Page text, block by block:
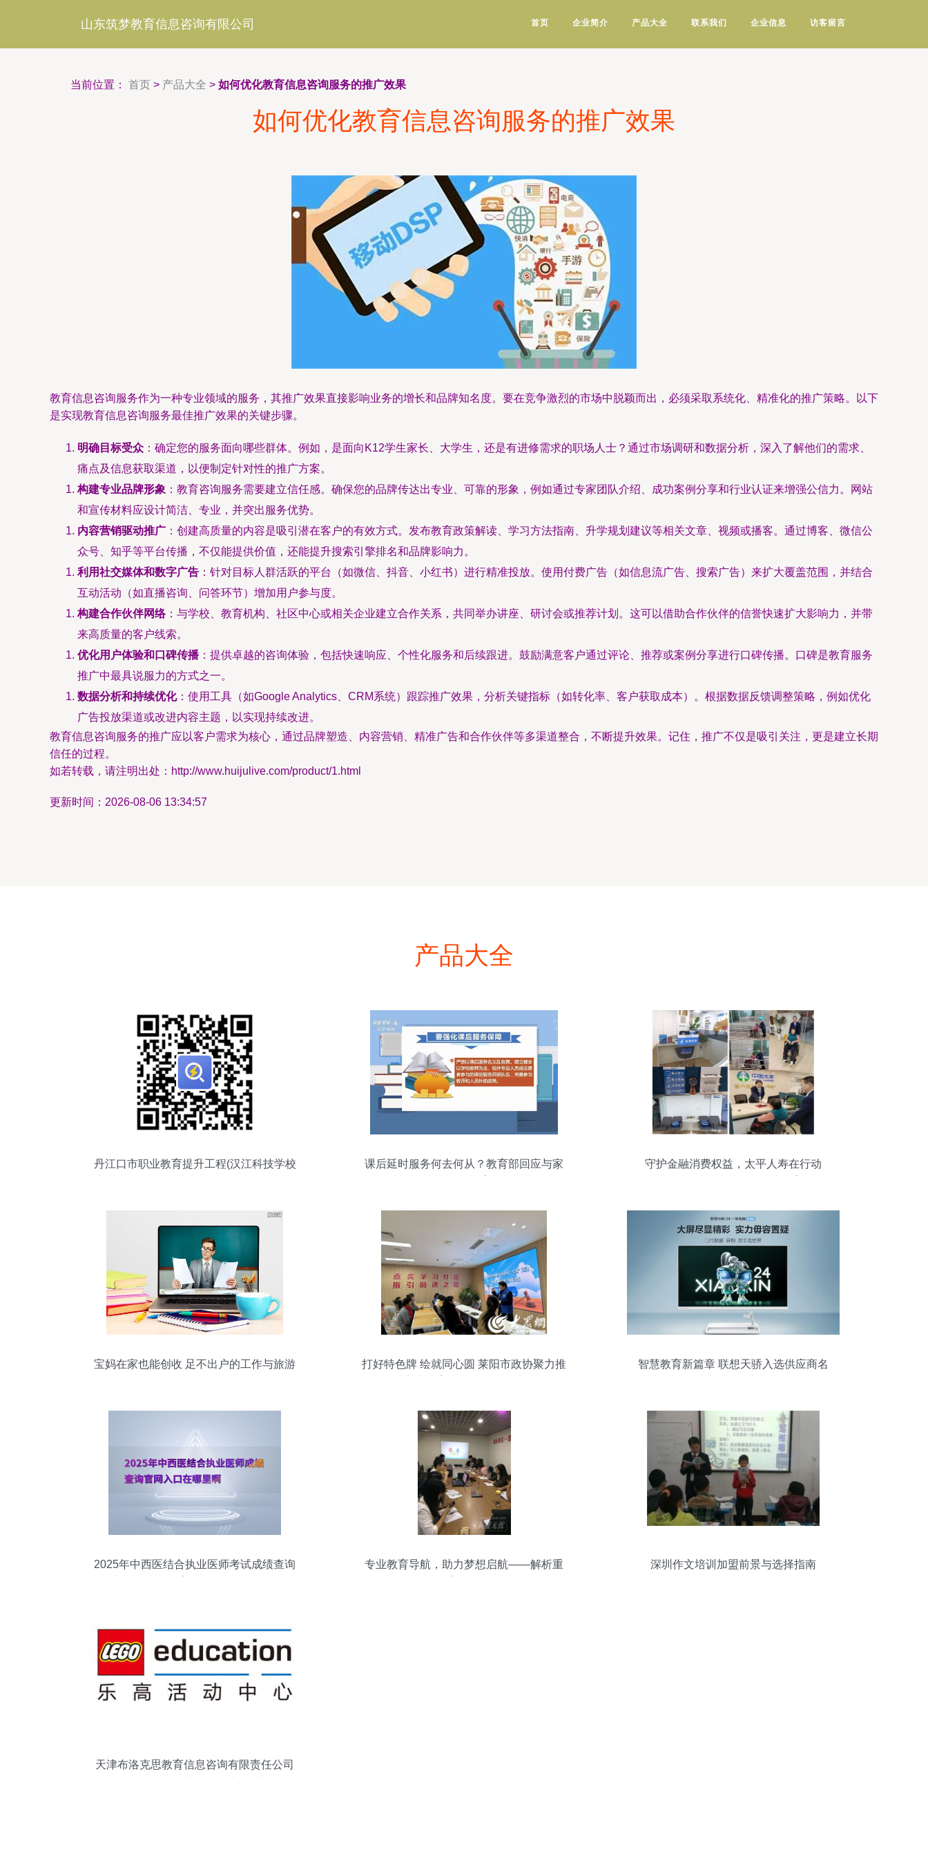
山东筑梦教育信息咨询有限公司 首页 企业简介 产品大全 联系我们 企业信息 访客留言
当前位置： 首页 > 产品大全 > 如何优化教育信息咨询服务的推广效果
如何优化教育信息咨询服务的推广效果
教育信息咨询服务作为一种专业领域的服务，其推广效果直接影响业务的增长和品牌知名度。要在竞争激烈的市场中脱颖而出，必须采取系统化、精准化的推广策略。以下
是实现教育信息咨询服务最佳推广效果的关键步骤。
明确目标受众 ：确定您的服务面向哪些群体。例如，是面向K12学生家长、大学生，还是有进修需求的职场人士？通过市场调研和数据分析，深入了解他们的需求、
痛点及信息获取渠道，以便制定针对性的推广方案。
构建专业品牌形象 ：教育咨询服务需要建立信任感。确保您的品牌传达出专业、可靠的形象，例如通过专家团队介绍、成功案例分享和行业认证来增强公信力。网站
和宣传材料应设计简洁、专业，并突出服务优势。
内容营销驱动推广 ：创建高质量的内容是吸引潜在客户的有效方式。发布教育政策解读、学习方法指南、升学规划建议等相关文章、视频或播客。通过博客、微信公
众号、知乎等平台传播，不仅能提供价值，还能提升搜索引擎排名和品牌影响力。
利用社交媒体和数字广告 ：针对目标人群活跃的平台（如微信、抖音、小红书）进行精准投放。使用付费广告（如信息流广告、搜索广告）来扩大覆盖范围，并结合
互动活动（如直播咨询、问答环节）增加用户参与度。
构建合作伙伴网络：与学校、教育机构、社区中心或相关企业建立合作关系，共同举办讲座、研讨会或推荐计划。这可以借助合作伙伴的信誉快速扩大影响力，并带
来高质量的客户线索。
优化用户体验和口碑传播：提供卓越的咨询体验，包括快速响应、个性化服务和后续跟进。鼓励满意客户通过评论、推荐或案例分享进行口碑传播。口碑是教育服务
推广中最具说服力的方式之一。
数据分析和持续优化：使用工具（如Google Analytics、CRM系统）跟踪推广效果，分析关键指标（如转化率、客户获取成本）。根据数据反馈调整策略，例如优化
广告投放渠道或改进内容主题，以实现持续改进。
教育信息咨询服务的推广应以客户需求为核心，通过品牌塑造、内容营销、精准广告和合作伙伴等多渠道整合，不断提升效果。记住，推广不仅是吸引关注，更是建立长期
信任的过程。
如若转载，请注明出处：http://www.huijulive.com/product/1.html
更新时间：2026-08-06 13:34:57
产品大全
丹江口市职业教育提升工程(汉江科技学校
课后延时服务何去何从？教育部回应与家
守护金融消费权益，太平人寿在行动
宝妈在家也能创收 足不出户的工作与旅游
打好特色牌 绘就同心圆 莱阳市政协聚力推
智慧教育新篇章 联想天骄入选供应商名
2025年中西医结合执业医师考试成绩查询
专业教育导航，助力梦想启航——解析重
深圳作文培训加盟前景与选择指南
天津布洛克思教育信息咨询有限责任公司